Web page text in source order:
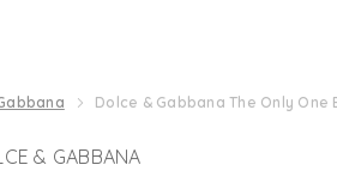
Dolce & Gabbana The Only One
& GABBANA